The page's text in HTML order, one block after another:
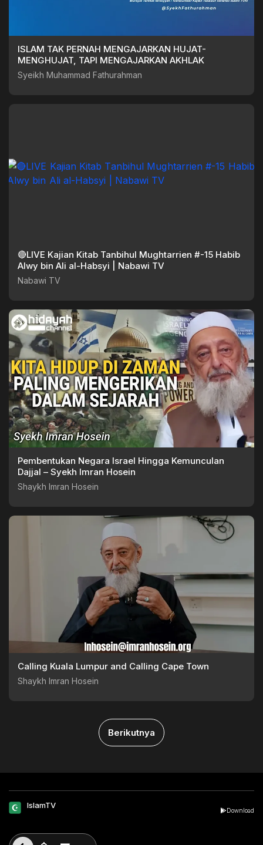
ISLAM TAK PERNAH MENGAJARKAN HUJAT-
MENGHUJAT, TAPI MENGAJARKAN AKHLAK
Syeikh Muhammad Fathurahman
🔴LIVE Kajian Kitab Tanbihul Mughtarrien #-15 Habib
Alwy bin Ali al-Habsyi | Nabawi TV
Nabawi TV
Pembentukan Negara Israel Hingga Kemunculan
Dajjal – Syekh Imran Hosein
Shaykh Imran Hosein
Calling Kuala Lumpur and Calling Cape Town
Shaykh Imran Hosein
Berikutnya
IslamTV
Download